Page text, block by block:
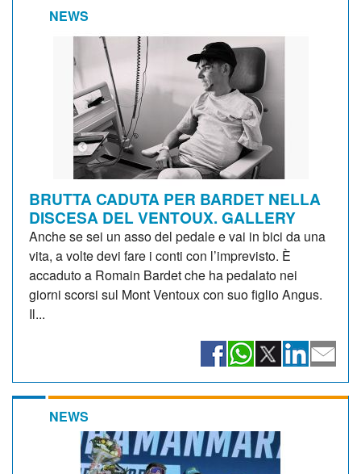
NEWS
BRUTTA CADUTA PER BARDET NELLA
DISCESA DEL VENTOUX. GALLERY
Anche se sei un asso del pedale e vai in bici da una
vita, a volte devi fare i conti con l’imprevisto. È
accaduto a Romain Bardet che ha pedalato nei
giorni scorsi sul Mont Ventoux con suo figlio Angus.
Il...
NEWS